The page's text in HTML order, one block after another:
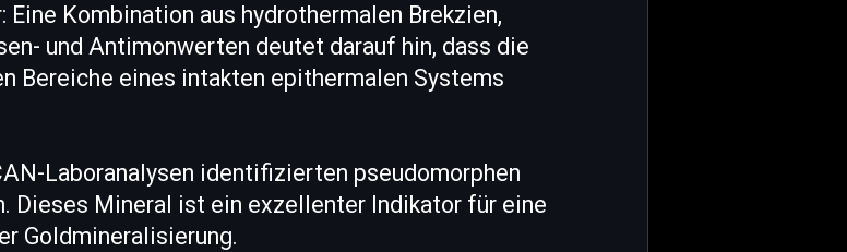
Kombination aus hydrothermalen Brekzien,
und Antimonwerten deutet darauf hin, dass die
Bereiche eines intakten epithermalen Systems
Laboranalysen identifizierten pseudomorphen
Dieses Mineral ist ein exzellenter Indikator für eine
Goldmineralisierung.